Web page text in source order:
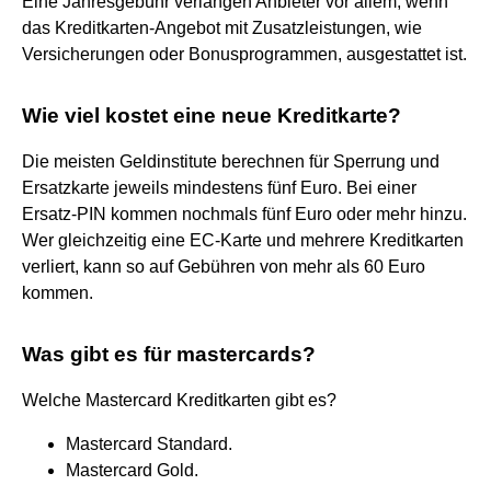
das Kreditkarten-Angebot mit Zusatzleistungen, wie
Versicherungen oder Bonusprogrammen, ausgestattet ist.
Wie viel kostet eine neue Kreditkarte?
Die meisten Geldinstitute berechnen für Sperrung und
Ersatzkarte jeweils mindestens fünf Euro. Bei einer
Ersatz-PIN kommen nochmals fünf Euro oder mehr hinzu.
Wer gleichzeitig eine EC-Karte und mehrere Kreditkarten
verliert, kann so auf Gebühren von mehr als 60 Euro
kommen.
Was gibt es für mastercards?
Welche Mastercard Kreditkarten gibt es?
Mastercard Standard.
Mastercard Gold.